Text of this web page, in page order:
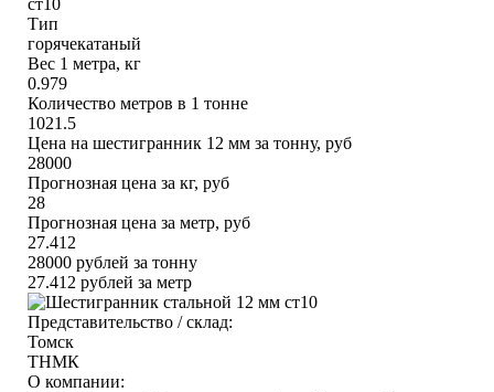
ст10
Тип
горячекатаный
Вес 1 метра, кг
0.979
Количество метров в 1 тонне
1021.5
Цена на шестигранник 12 мм за тонну, руб
28000
Прогнозная цена за кг, руб
28
Прогнозная цена за метр, руб
27.412
28000 рублей за тонну
27.412 рублей за метр
Представительство / склад:
Томск
ТНМК
О компании: